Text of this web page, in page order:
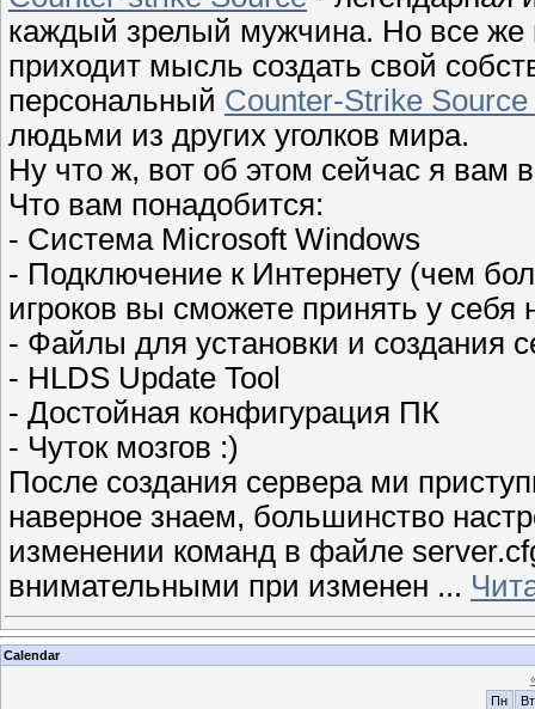
каждый зрелый мужчина. Но все же
приходит мысль создать свой
персональный Counter-Strike Source
людьми из других уголков мира.
Ну что ж, вот об этом сейчас я вам
Что вам понадобится:
- Система Microsoft Windows
- Подключение к Интернету (чем
игроков вы сможете принять у себя
- Файлы для установки и создания
- HLDS Update Tool
- Достойная конфигурация ПК
- Чуток мозгов :)
После создания сервера ми
наверное знаем, большинство
изменении команд в файле
внимательными при изменен ...
Calendar
Пн
Вт